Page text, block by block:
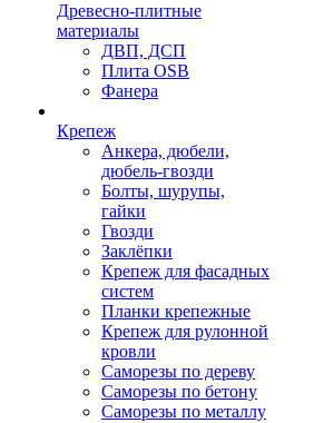
Древесно-плитные
материалы
ДВП, ДСП
Плита OSB
Фанера
Крепеж
Анкера, дюбели,
дюбель-гвозди
Болты, шурупы,
гайки
Гвозди
Заклёпки
Крепеж для фасадных
систем
Планки крепежные
Крепеж для рулонной
кровли
Саморезы по дереву
Саморезы по бетону
Саморезы по металлу